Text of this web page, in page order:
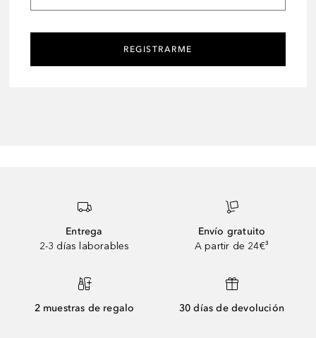
REGISTRARME
Entrega
2-3 días laborables
Envío gratuito
A partir de 24€³
2 muestras de regalo 30 días de devolución